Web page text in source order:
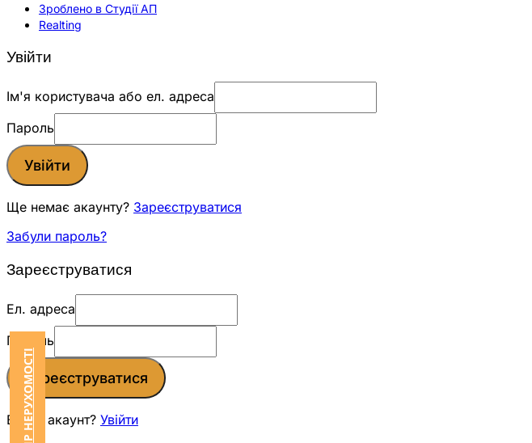
Зроблено в Студії АП
Realting
Увійти
Ім'я користувача або ел. адреса
Пароль
Увійти
Ще немає акаунту? Зареєструватися
Забули пароль?
Зареєструватися
Ел. адреса
Пароль
Зареєструватися
Вже є акаунт? Увійти